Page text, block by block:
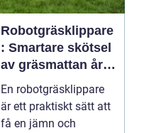
Robotgräsklippare
: Smartare skötsel
av gräsmattan året
runt
En robotgräsklippare
är ett praktiskt sätt att
få en jämn och